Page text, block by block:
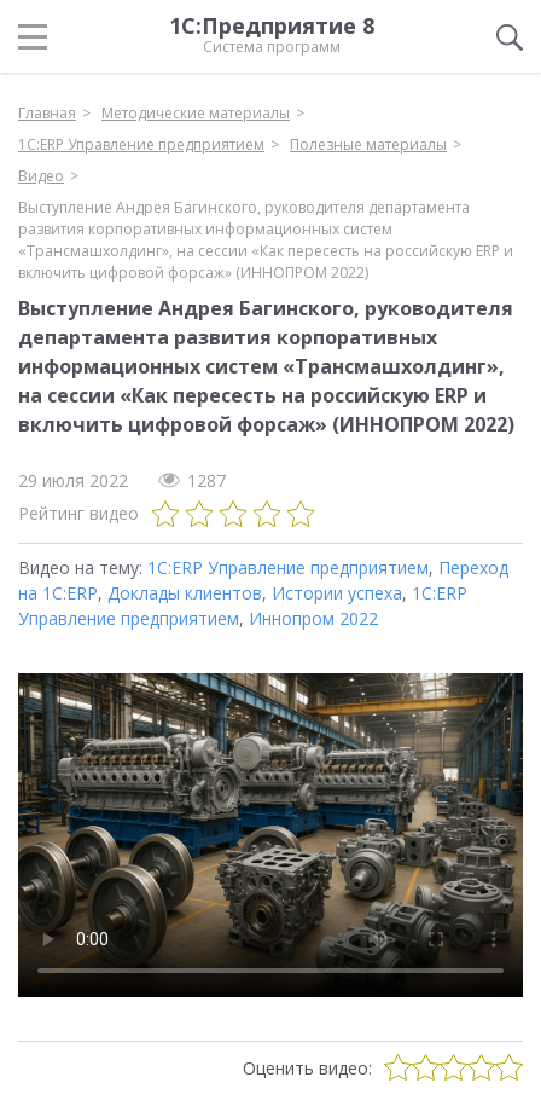
1С:Предприятие 8
Система программ
Главная
Методические материалы
1С:ERP Управление предприятием
Полезные материалы
Видео
Выступление Андрея Багинского, руководителя департамента
развития корпоративных информационных систем
«Трансмашхолдинг», на сессии «Как пересесть на российскую ERP и
включить цифровой форсаж» (ИННОПРОМ 2022)
Выступление Андрея Багинского, руководителя
департамента развития корпоративных
информационных систем «Трансмашхолдинг»,
на сессии «Как пересесть на российскую ERP и
включить цифровой форсаж» (ИННОПРОМ 2022)
29 июля 2022
1287
Рейтинг видео
Видео на тему: 1С:ERP Управление предприятием, Переход
на 1C:ERP, Доклады клиентов, Истории успеха, 1С:ERP
Управление предприятием, Иннопром 2022
Оценить видео: